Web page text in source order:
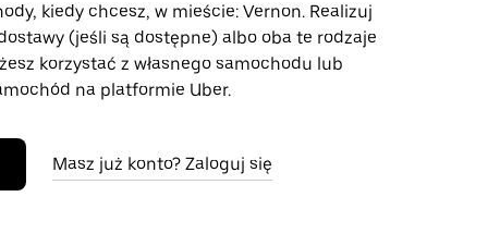
kiedy chcesz, w mieście: Vernon. Realizuj
(jeśli są dostępne) albo oba te rodzaje
korzystać z własnego samochodu lub
na platformie Uber.
Masz już konto? Zaloguj się